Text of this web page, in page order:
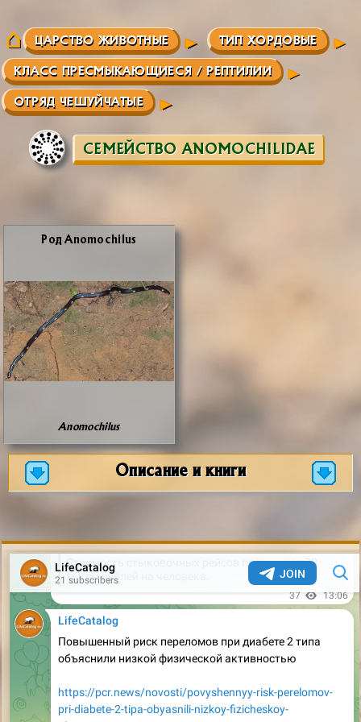
ЦАРСТВО ЖИВОТНЫЕ ТИП ХОРДОВЫЕ
КЛАСС ПРЕСМЫКАЮЩИЕСЯ / РЕПТИЛИИ
ОТРЯД ЧЕШУЙЧАТЫЕ
СЕМЕЙСТВО ANOMOCHILIDAE
Род Anomochilus
Anomochilus
Описание и книги